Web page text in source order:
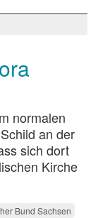
normalen
an der
sich dort
Kirche
Bund Sachsen